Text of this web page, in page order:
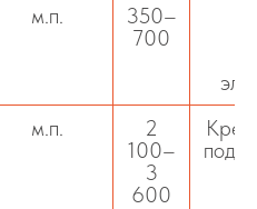
м.п.
350–
700
м.п.
2
100–
3
600